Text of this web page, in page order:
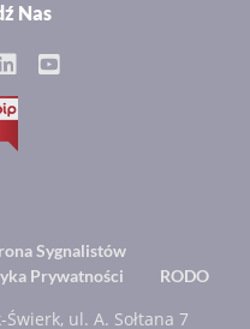
Nas
ul. A. Sołtana 7
Sygnalistów
Prywatności RODO